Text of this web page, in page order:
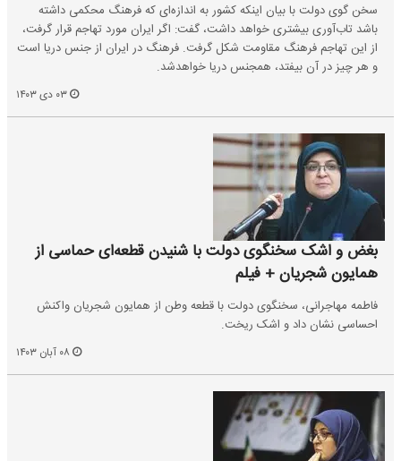
سخن گوی دولت با بیان اینکه کشور به اندازه‌ای که فرهنگ محکمی داشته
باشد تاب‌آوری بیشتری خواهد داشت، گفت: اگر ایران مورد تهاجم قرار گرفت،
از این تهاجم فرهنگ مقاومت شکل گرفت. فرهنگ در ایران از جنس دریا است
و هر چیز در آن بیفتد، همجنس دریا خواهدشد.
بغض و اشک سخنگوی دولت با شنیدن قطعه‌ای حماسی از
همایون شجریان + فیلم
فاطمه مهاجرانی، سخنگوی دولت با قطعه وطن از همایون شجریان واکنش
احساسی نشان داد و اشک ریخت.